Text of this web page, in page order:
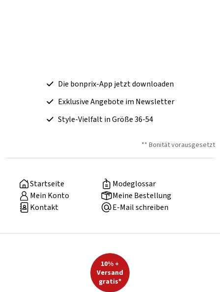
Die bonprix-App jetzt downloaden
Exklusive Angebote im Newsletter
Style-Vielfalt in Größe 36-54
** Bonität vorausgesetzt
Startseite
Modeglossar
Mein Konto
Meine Bestellung
Kontakt
E-Mail schreiben
10% +
Versand
gratis*